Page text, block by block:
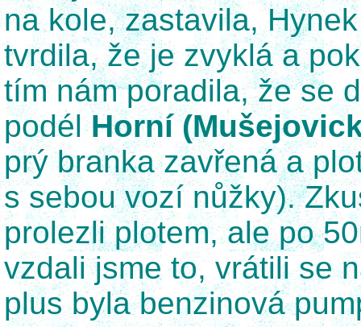
na kole, zastavila,
tvrdila, že je zvyklá a
tím nám poradila, že se
podélHorní
prý branka zavřená a
s sebou vozí nůžky).
prolezli plotem, ale po
vzdali jsme to, vrátili se
plus byla benzinová